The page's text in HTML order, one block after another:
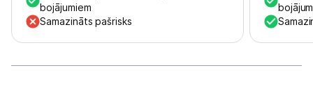
Piegāde un apmaksa
bojājumiem
Samazināts pašrisks